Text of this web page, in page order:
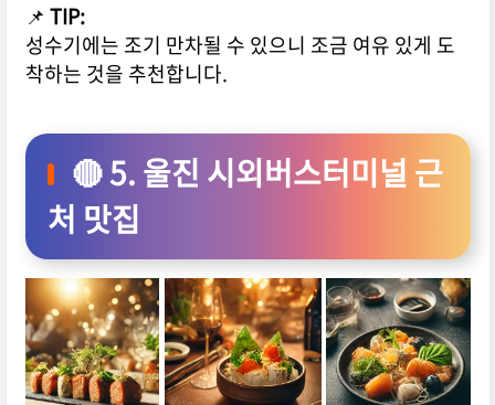
📌 TIP:
성수기에는 조기 만차될 수 있으니 조금 여유 있게 도
착하는 것을 추천합니다.
🔴 5. 울진 시외버스터미널 근
처 맛집